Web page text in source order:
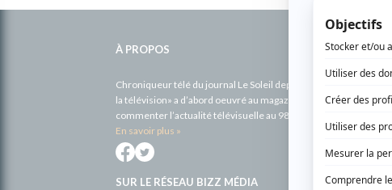
À PROPOS
Chroniqueur télé du journal Le Soleil depuis 2001, Richard
la télévision» a d’abord oeuvré au magazine TV Hebdo de 1996
commenter l’actualité télévisuelle au 98,5.
En savoir plus »
SUR LE RÉSEAU BIZZ MÉDIA